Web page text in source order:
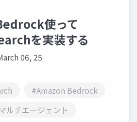
使って
を実装する
06, 25
#Amazon Bedrock
ルチエージェント